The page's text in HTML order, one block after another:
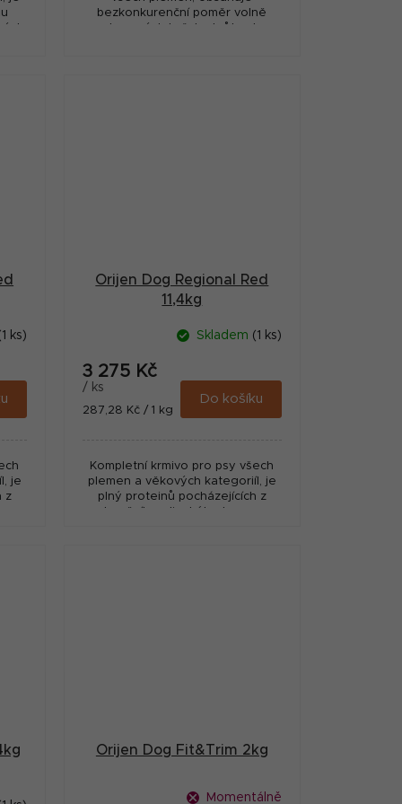
bezkonkurenční poměr volně
chovaných kuřat a krůt, ryb
ks)
je
z
Orijen Dog Regional Red
11,4kg
Skladem (1 ks)
3 275 Kč
/ ks
Měrná
287,28 Kč / 1 kg
Do košíku
Kompletní krmivo pro psy všech
plemen a věkových kategoriíl, je
plný proteinů pocházejících z
hovězího, divokého kance,
Orijen Dog Fit&Trim 2kg
Momentálně